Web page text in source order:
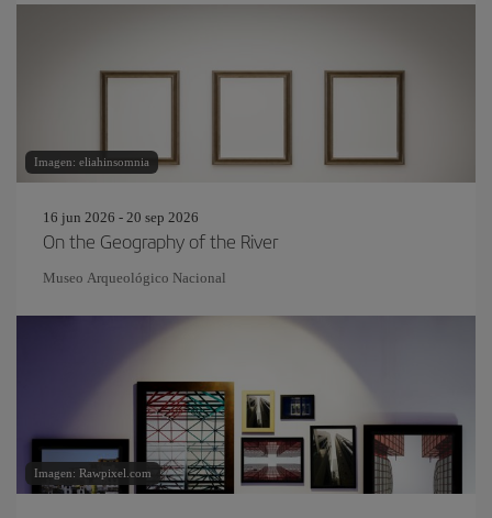
Imagen: eliahinsomnia
16 jun 2026 - 20 sep 2026
On the Geography of the River
Museo Arqueológico Nacional
Imagen: Rawpixel.com